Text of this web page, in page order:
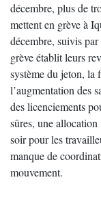
décembre, plus de
mettent en grève à
décembre, suivis
grève établit leurs
système du jeton, la
l’augmentation des
des licenciements
sûres, une allocation
soir pour les
manque de
mouvement.